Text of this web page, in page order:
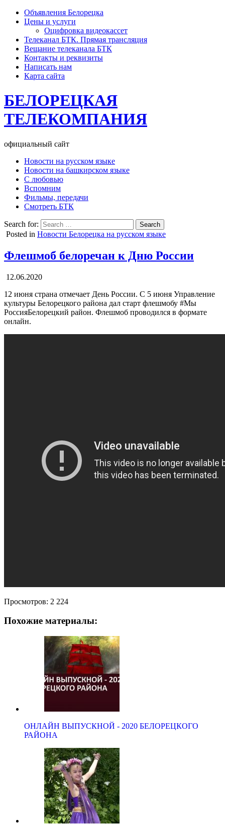
Объявления Белорецка
Цены и услуги
Оцифровка видеокассет
Телеканал БТК. Прямая трансляция
Вещание телеканала БТК
Контакты и реквизиты
Написать нам
Карта сайта
БЕЛОРЕЦКАЯ
ТЕЛЕКОМПАНИЯ
официальный сайт
Новости на русском языке
Новости на башкирском языке
С любовью
Вспомним
Фильмы, передачи
Смотреть БТК
Search for:
Posted in Новости Белорецка на русском языке
Флешмоб белоречан к Дню России
12.06.2020
12 июня страна отмечает День России. С 5 июня Управление
культуры Белорецкого района дал старт флешмобу #Мы
РоссияБелорецкий район. Флешмоб проводился в формате
онлайн.
Просмотров: 2 224
Похожие материалы:
ОНЛАЙН ВЫПУСКНОЙ - 2020 БЕЛОРЕЦКОГО
РАЙОНА